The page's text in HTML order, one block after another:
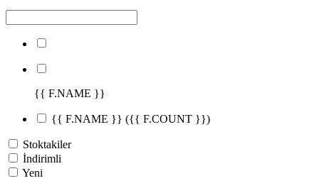
{{ F.NAME }}
{{ F.NAME }} ({{ F.COUNT }})
Stoktakiler
İndirimli
Yeni